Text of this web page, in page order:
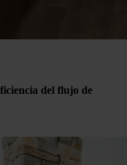
del flujo de